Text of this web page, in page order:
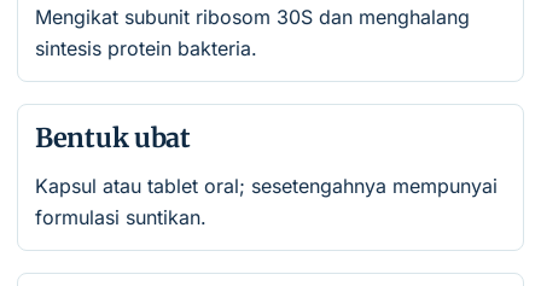
Mengikat subunit ribosom 30S dan menghalang
sintesis protein bakteria.
Bentuk ubat
Kapsul atau tablet oral; sesetengahnya mempunyai
formulasi suntikan.